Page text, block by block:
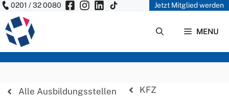
Zum
Inhalt
springen
0201 / 32 0080 Jetzt Mitglied werden
MENU
Alle Ausbildungsstellen KFZ